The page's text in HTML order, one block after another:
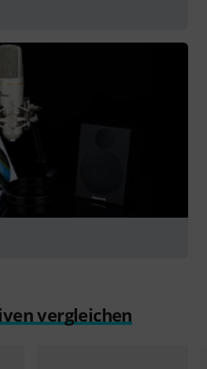
vergleichen